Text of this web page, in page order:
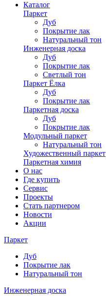
Каталог
Паркет
Дуб
Покрытие лак
Натуральный тон
Инженерная доска
Дуб
Покрытие лак
Светлый тон
Паркет Ёлка
Дуб
Покрытие лак
Паркетная доска
Дуб
Покрытие лак
Модульный паркет
Натуральный тон
Художественный паркет
Паркетная химия
О нас
Где купить
Сервис
Проекты
Стать партнером
Новости
Акции
Паркет
Дуб
Покрытие лак
Натуральный тон
Инженерная доска